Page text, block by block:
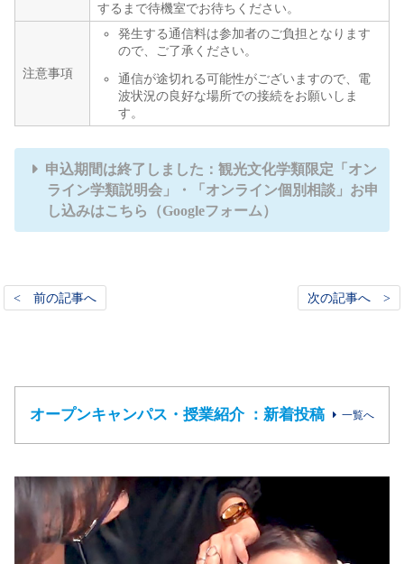
するまで待機室でお待ちください。
注意事項
発生する通信料は参加者のご負担となります
ので、ご了承ください。
通信が途切れる可能性がございますので、電
波状況の良好な場所での接続をお願いしま
す。
申込期間は終了しました：観光文化学類限定「オン
ライン学類説明会」・「オンライン個別相談」お申
し込みはこちら（Googleフォーム）
< 前の記事へ 次の記事へ >
オープンキャンパス・授業紹介 ：新着投稿 一覧へ